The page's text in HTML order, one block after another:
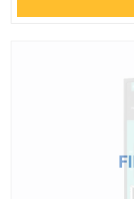
Loading...